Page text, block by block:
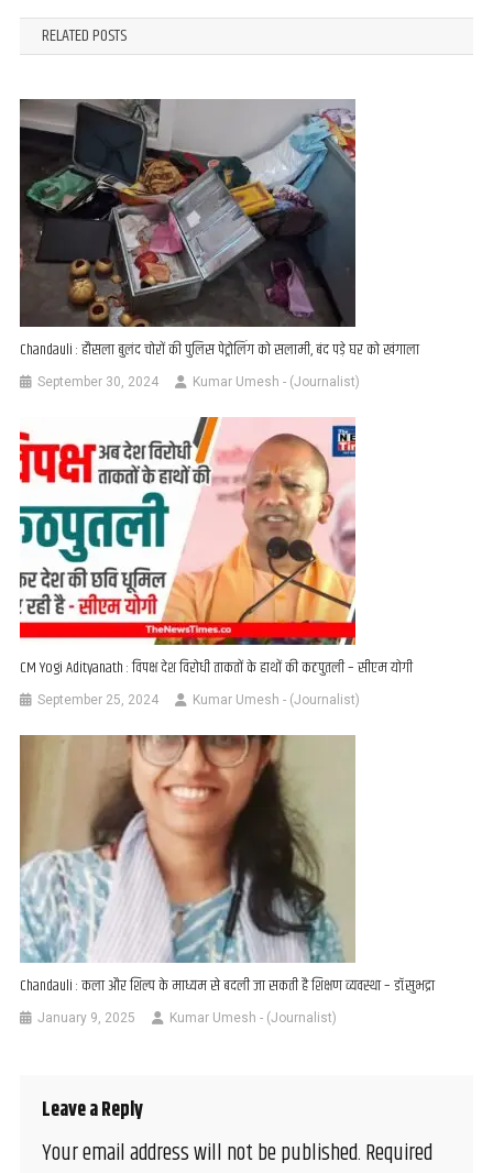
RELATED POSTS
Chandauli : हौसला बुलंद चोरों की पुलिस पेट्रोलिंग को सलामी, बंद पड़े घर को खंगाला
September 30, 2024 Kumar Umesh - (Journalist)
CM Yogi Adityanath : विपक्ष देश विरोधी ताकतों के हाथों की कठपुतली – सीएम योगी
September 25, 2024 Kumar Umesh - (Journalist)
Chandauli : कला और शिल्प के माध्यम से बदली जा सकती है शिक्षण व्यवस्था – डॉ.सुभद्रा
January 9, 2025 Kumar Umesh - (Journalist)
Leave a Reply
Your email address will not be published.Required